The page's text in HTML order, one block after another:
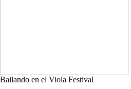
Bailando en el Viola Festival